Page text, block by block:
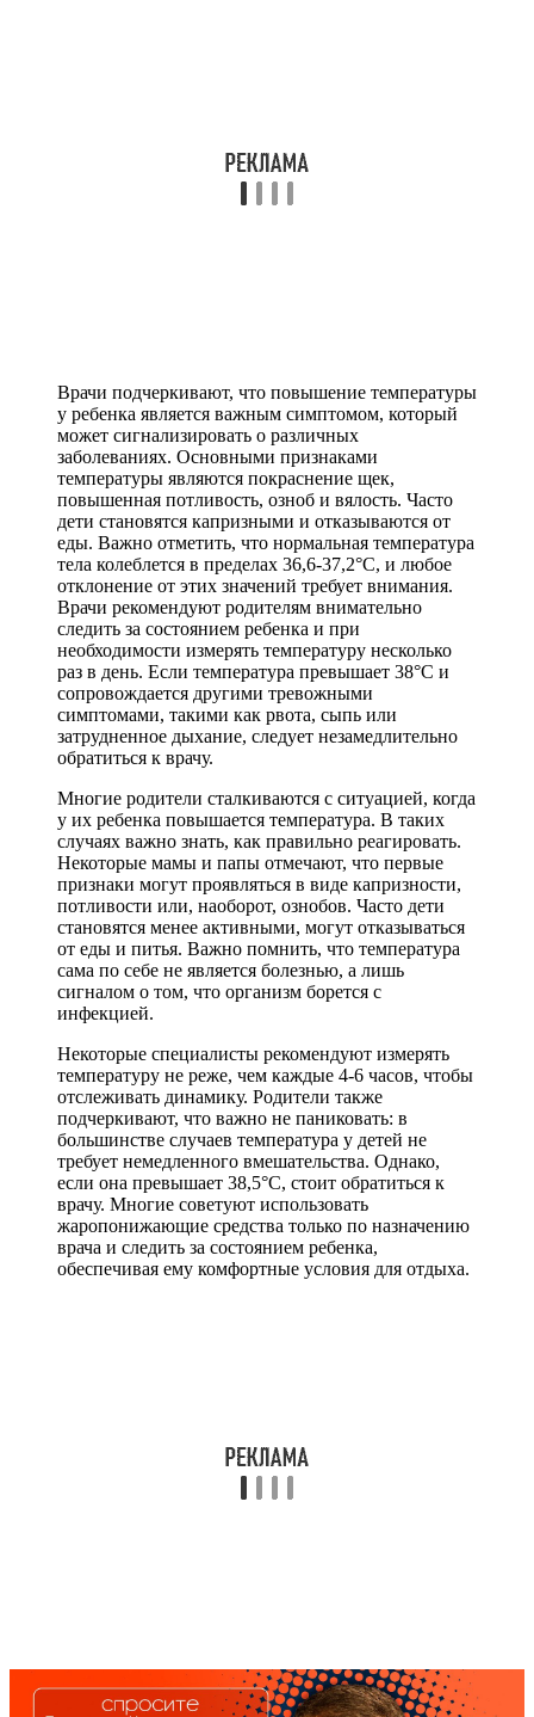
Врачи подчеркивают, что повышение температуры
у ребенка является важным симптомом, который
может сигнализировать о различных
заболеваниях. Основными признаками
температуры являются покраснение щек,
повышенная потливость, озноб и вялость. Часто
дети становятся капризными и отказываются от
еды. Важно отметить, что нормальная температура
тела колеблется в пределах 36,6-37,2°C, и любое
отклонение от этих значений требует внимания.
Врачи рекомендуют родителям внимательно
следить за состоянием ребенка и при
необходимости измерять температуру несколько
раз в день. Если температура превышает 38°C и
сопровождается другими тревожными
симптомами, такими как рвота, сыпь или
затрудненное дыхание, следует незамедлительно
обратиться к врачу.
Многие родители сталкиваются с ситуацией, когда
у их ребенка повышается температура. В таких
случаях важно знать, как правильно реагировать.
Некоторые мамы и папы отмечают, что первые
признаки могут проявляться в виде капризности,
потливости или, наоборот, ознобов. Часто дети
становятся менее активными, могут отказываться
от еды и питья. Важно помнить, что температура
сама по себе не является болезнью, а лишь
сигналом о том, что организм борется с
инфекцией.
Некоторые специалисты рекомендуют измерять
температуру не реже, чем каждые 4-6 часов, чтобы
отслеживать динамику. Родители также
подчеркивают, что важно не паниковать: в
большинстве случаев температура у детей не
требует немедленного вмешательства. Однако,
если она превышает 38,5°C, стоит обратиться к
врачу. Многие советуют использовать
жаропонижающие средства только по назначению
врача и следить за состоянием ребенка,
обеспечивая ему комфортные условия для отдыха.